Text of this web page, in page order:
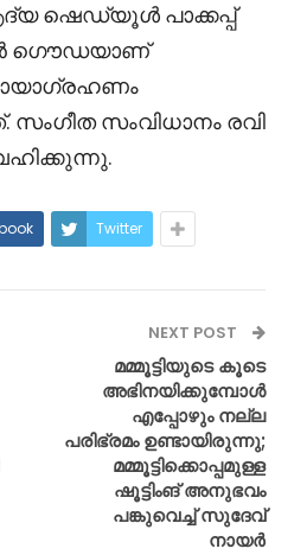
ഷെഡ്യൂൾ പാക്കപ്പ്
ഗൌഡയാണ്
സംഗീത സംവിധാനം രവി
Twitter
NEXT POST
മമ്മൂട്ടിയുടെ കൂടെ
അഭിനയിക്കുമ്പോൾ
എപ്പോഴും നല്ല
പരിഭ്രമം ഉണ്ടായിരുന്നു;
മമ്മൂട്ടിക്കൊപ്പമുള്ള
ഷൂട്ടിംങ് അനുഭവം
പങ്കുവെച്ച് സുദേവ്
നായർ